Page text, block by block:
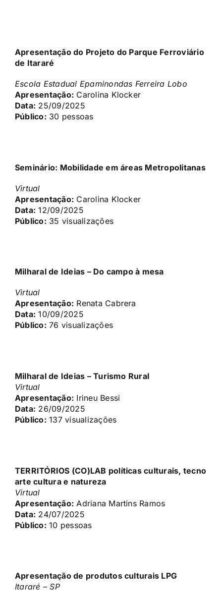
Apresentação do Projeto do Parque Ferroviário
de Itararé
Escola Estadual Epaminondas Ferreira Lobo
Apresentação: Carolina Klocker
Data: 25/09/2025
Público: 30 pessoas
Seminário: Mobilidade em áreas Metropolitanas
Virtual
Apresentação: Carolina Klocker
Data: 12/09/2025
Público: 35 visualizações
Milharal de Ideias – Do campo à mesa
Virtual
Apresentação: Renata Cabrera
Data: 10/09/2025
Público: 76 visualizações
Milharal de Ideias – Turismo Rural
Virtual
Apresentação: Irineu Bessi
Data: 26/09/2025
Público: 137 visualizações
TERRITÓRIOS (CO)LAB políticas culturais, tecno
arte cultura e natureza
Virtual
Apresentação: Adriana Martins Ramos
Data: 24/07/2025
Público: 10 pessoas
Apresentação de produtos culturais LPG
Itararé – SP